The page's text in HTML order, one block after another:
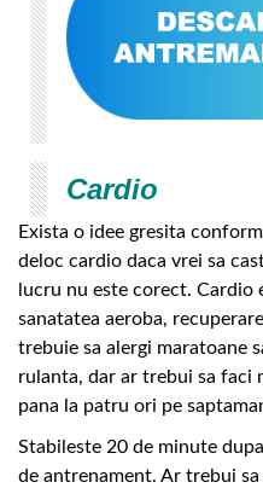
Cardio
Exista o idee gresita
deloc cardio daca vrei sa
lucru nu este corect.
sanatatea aeroba,
trebuie sa alergi maratoane
rulanta, dar ar trebui sa faci
pana la patru ori pe
Stabileste 20 de minute
de antrenament. Ar trebui